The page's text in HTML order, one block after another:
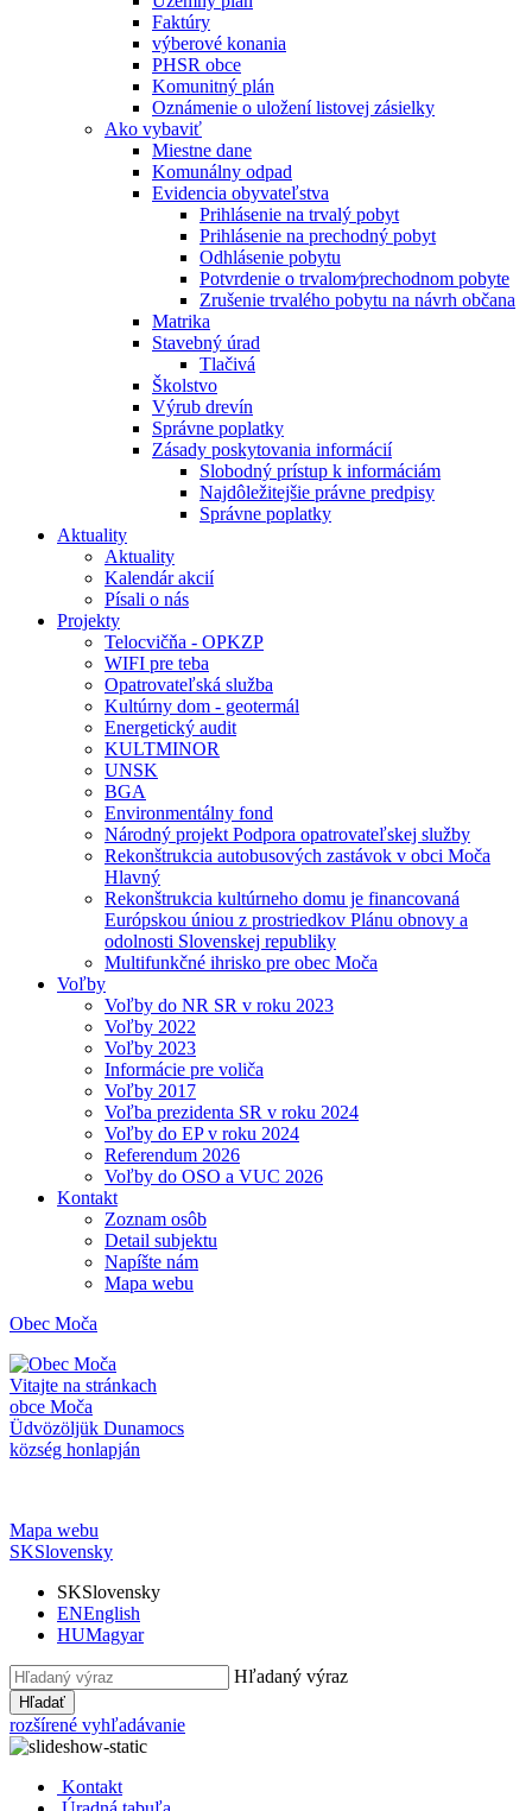
Faktúry
výberové konania
PHSR obce
Komunitný plán
Oznámenie o uložení listovej zásielky
Ako vybaviť
Miestne dane
Komunálny odpad
Evidencia obyvateľstva
Prihlásenie na trvalý pobyt
Prihlásenie na prechodný pobyt
Odhlásenie pobytu
Potvrdenie o trvalom⁄prechodnom pobyte
Zrušenie trvalého pobytu na návrh občana
Matrika
Stavebný úrad
Tlačivá
Školstvo
Výrub drevín
Správne poplatky
Zásady poskytovania informácií
Slobodný prístup k informáciám
Najdôležitejšie právne predpisy
Správne poplatky
Aktuality
Aktuality
Kalendár akcií
Písali o nás
Projekty
Telocvičňa - OPKZP
WIFI pre teba
Opatrovateľská služba
Kultúrny dom - geotermál
Energetický audit
KULTMINOR
UNSK
BGA
Environmentálny fond
Národný projekt Podpora opatrovateľskej služby
Rekonštrukcia autobusových zastávok v obci Moča
Hlavný
Rekonštrukcia kultúrneho domu je financovaná
Európskou úniou z prostriedkov Plánu obnovy a
odolnosti Slovenskej republiky
Multifunkčné ihrisko pre obec Moča
Voľby
Voľby do NR SR v roku 2023
Voľby 2022
Voľby 2023
Informácie pre voliča
Voľby 2017
Voľba prezidenta SR v roku 2024
Voľby do EP v roku 2024
Referendum 2026
Voľby do OSO a VUC 2026
Kontakt
Zoznam osôb
Detail subjektu
Napíšte nám
Mapa webu
Obec Moča
Vitajte na stránkach
obce Moča
Üdvözöljük Dunamocs
község honlapján
Mapa webu
SKSlovensky
SKSlovensky
ENEnglish
HUMagyar
Hľadaný výraz
Hľadať
rozšírené vyhľadávanie
Kontakt